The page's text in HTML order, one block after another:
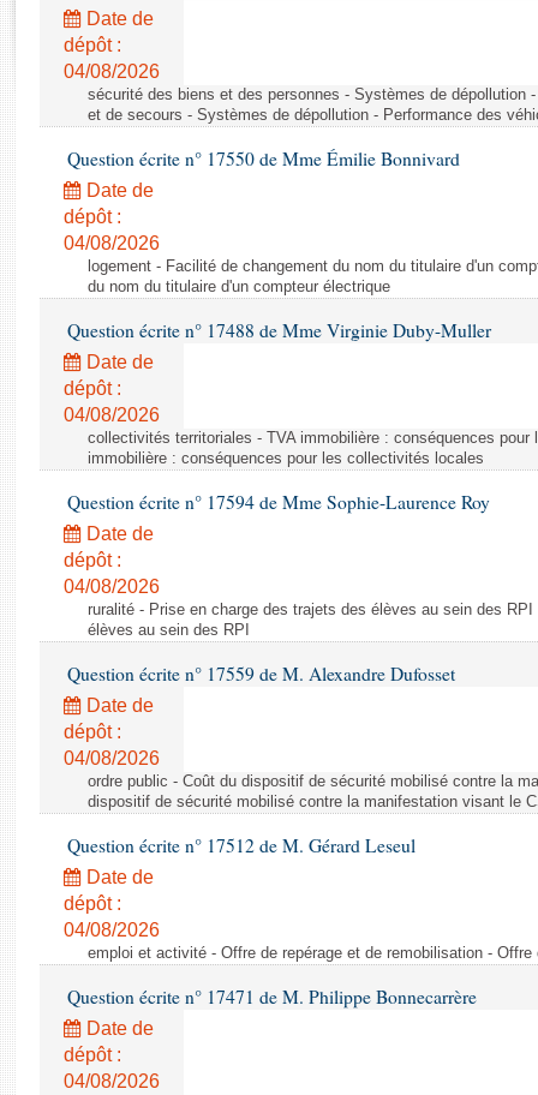
Rapports législatifs
Rapports sur l'application des lois
Baromètre de l’application des lois
Dossiers législatifs
Budget et sécurité sociale
Questions écrites et orales
Comptes rendus des débats
Date de
dépôt :
04/08/2026
sécurité des biens et des personnes - Systèmes de dépollution
et de secours - Systèmes de dépollution - Performance des
Question écrite n° 17550 de Mme Émilie Bonnivard
Date de
dépôt :
04/08/2026
logement - Facilité de changement du nom du titulaire d'un
du nom du titulaire d'un compteur électrique
Question écrite n° 17488 de Mme Virginie Duby-Muller
Date de
dépôt :
04/08/2026
collectivités territoriales - TVA immobilière : conséquences
immobilière : conséquences pour les collectivités locales
Question écrite n° 17594 de Mme Sophie-Laurence Roy
Date de
dépôt :
04/08/2026
ruralité - Prise en charge des trajets des élèves au sein des
élèves au sein des RPI
Question écrite n° 17559 de M. Alexandre Dufosset
Date de
dépôt :
04/08/2026
ordre public - Coût du dispositif de sécurité mobilisé contre la
dispositif de sécurité mobilisé contre la manifestation visant le
Question écrite n° 17512 de M. Gérard Leseul
Date de
dépôt :
04/08/2026
emploi et activité - Offre de repérage et de remobilisation -
Question écrite n° 17471 de M. Philippe Bonnecarrère
Date de
dépôt :
04/08/2026